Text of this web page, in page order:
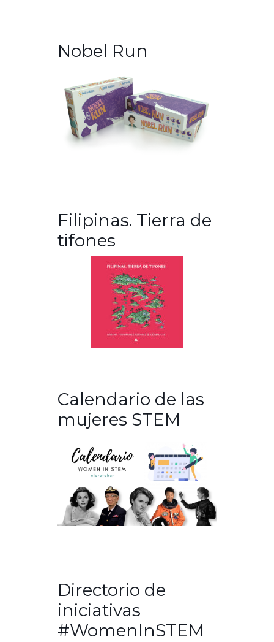
Nobel Run
Filipinas. Tierra de
tifones
Calendario de las
mujeres STEM
Directorio de
iniciativas
#WomenInSTEM